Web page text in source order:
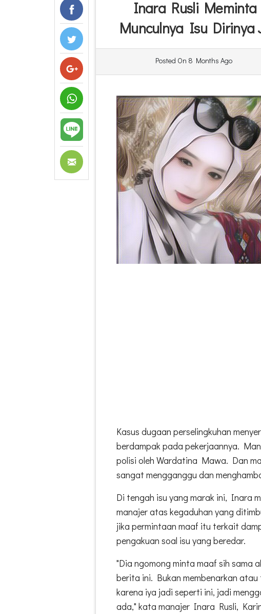
Inara Rusli
Munculnya Isu Dirinya
Posted On 8 Months Ago
Kasus dugaan perselingkuhan
berdampak pada pekerjaannya.
polisi oleh Wardatina Mawa. Dan
sangat mengganggu dan
Di tengah isu yang marak ini, Inara
manajer atas kegaduhan yang
jika permintaan maaf itu terkait
pengakuan soal isu yang beredar.
"Dia ngomong minta maaf sih sama
berita ini. Bukan membenarkan
karena iya jadi seperti ini, jadi
ada," kata manajer Inara Rusli,